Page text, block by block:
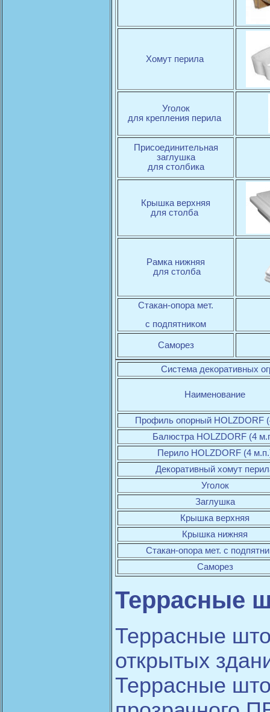
Хомут перила
Уголок
для крепления перила
Присоединительная
заглушка
для столбика
Крышка верхняя
для столба
Рамка нижняя
для столба
Стакан-опора мет.
с подпятником
Саморез
Система декоративных
Наименование
Профиль опорный HOLZDORF
Балюстра HOLZDORF (4
Перило HOLZDORF (4
Декоративный хомут
Уголок
Заглушка
Крышка верхняя
Крышка нижняя
Стакан-опора мет. с
Саморез
Террасные
Террасные
открытых
Террасные